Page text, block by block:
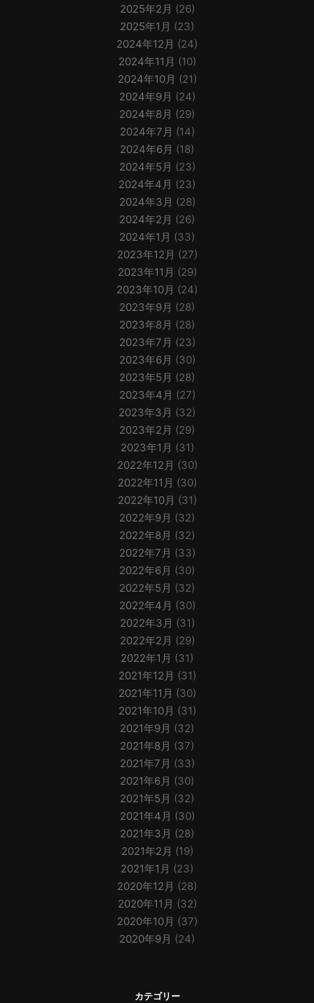
2025年2月 (26)
2025年1月 (23)
2024年12月 (24)
2024年11月 (10)
2024年10月 (21)
2024年9月 (24)
2024年8月 (29)
2024年7月 (14)
2024年6月 (18)
2024年5月 (23)
2024年4月 (23)
2024年3月 (28)
2024年2月 (26)
2024年1月 (33)
2023年12月 (27)
2023年11月 (29)
2023年10月 (24)
2023年9月 (28)
2023年8月 (28)
2023年7月 (23)
2023年6月 (30)
2023年5月 (28)
2023年4月 (27)
2023年3月 (32)
2023年2月 (29)
2023年1月 (31)
2022年12月 (30)
2022年11月 (30)
2022年10月 (31)
2022年9月 (32)
2022年8月 (32)
2022年7月 (33)
2022年6月 (30)
2022年5月 (32)
2022年4月 (30)
2022年3月 (31)
2022年2月 (29)
2022年1月 (31)
2021年12月 (31)
2021年11月 (30)
2021年10月 (31)
2021年9月 (32)
2021年8月 (37)
2021年7月 (33)
2021年6月 (30)
2021年5月 (32)
2021年4月 (30)
2021年3月 (28)
2021年2月 (19)
2021年1月 (23)
2020年12月 (28)
2020年11月 (32)
2020年10月 (37)
2020年9月 (24)
カテゴリー